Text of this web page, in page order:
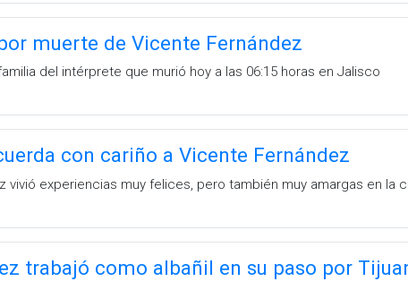
muerte de Vicente Fernández
del intérprete que murió hoy a las 06:15 horas en Jalisco
con cariño a Vicente Fernández
experiencias muy felices, pero también muy amargas en la
trabajó como albañil en su paso por